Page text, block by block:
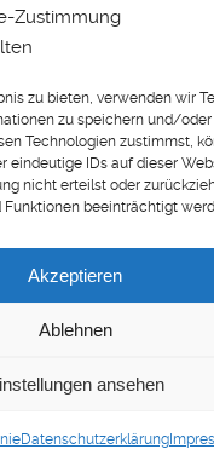
Zustimmung
zu bieten, verwenden wir
zu speichern und/
Technologien zustimmst,
eindeutige IDs auf dieser
nicht erteilst oder
beeinträchtigt
Akzeptieren
Ablehnen
ansehen
Datenschutzerklärung
Thema beginnen,
podcasten. Stimmt
wir die Inhalte gezielt,
Verfallen wir in
wir auch untereinander?
die erste Folge ganz gut
aber natürlich
hören! Wenn ihr
nur Lob habt —
in die Kommentare (am
warum ihr das so